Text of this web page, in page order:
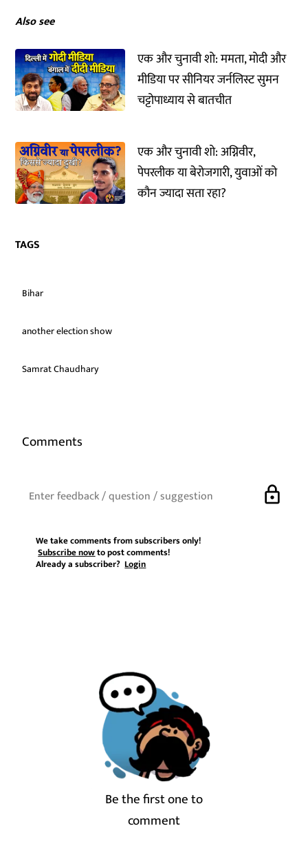
Also see
एक और चुनावी शो: ममता, मोदी और
मीडिया पर सीनियर जर्नलिस्ट सुमन
चट्टोपाध्याय से बातचीत
एक और चुनावी शो: अग्निवीर,
पेपरलीक या बेरोजगारी, युवाओं को
कौन ज्यादा सता रहा?
TAGS
Bihar
another election show
Samrat Chaudhary
Comments
lock
We take comments from subscribers only!
Subscribe nowto post comments!
Already a subscriber?Login
Be the first one to
comment